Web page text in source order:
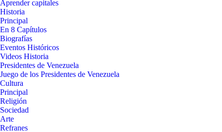
Aprender capitales
Historia
Principal
En 8 Capítulos
Biografías
Eventos Históricos
Videos Historia
Presidentes de Venezuela
Juego de los Presidentes de Venezuela
Cultura
Principal
Religión
Sociedad
Arte
Refranes